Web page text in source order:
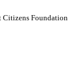
Citizens Foundation